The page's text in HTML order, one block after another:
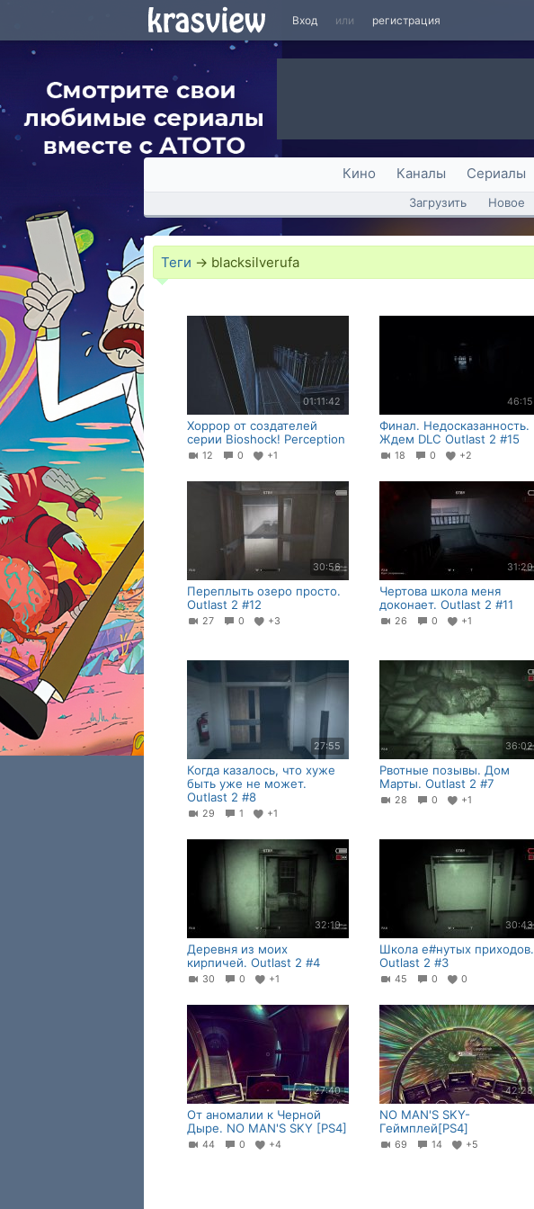
Вход или регистрация
Кино Каналы Сериалы
Загрузить Новое
Теги → blacksilverufa
01:11:42
Хоррор от создателей
cерии Bioshock! Perception
12 0 +1
46:15
Финал. Недосказанность.
Ждем DLC Outlast 2 #15
18 0 +2
30:56
Переплыть озеро просто.
Outlast 2 #12
27 0 +3
31:20
Чертова школа меня
доконает. Outlast 2 #11
26 0 +1
27:55
Когда казалось, что хуже
быть уже не может.
Outlast 2 #8
29 1 +1
36:02
Рвотные позывы. Дом
Марты. Outlast 2 #7
28 0 +1
32:10
Деревня из моих
кирпичей. Outlast 2 #4
30 0 +1
30:43
Школа е#нутых приходов.
Outlast 2 #3
45 0 0
27:40
От аномалии к Черной
Дыре. NO MAN'S SKY [PS4]
44 0 +4
42:28
NO MAN'S SKY-
Геймплей[PS4]
69 14 +5